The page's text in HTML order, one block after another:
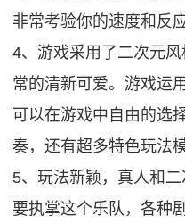
非常考验你的速度和反
4、游戏采用了二次元
常的清新可爱。游戏运
可以在游戏中自由的选
奏，还有超多特色玩法
5、玩法新颖，真人和
要执掌这个乐队，各种